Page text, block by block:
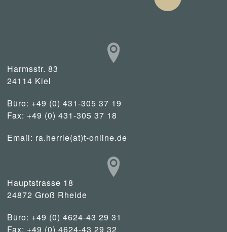
Harmsstr. 83
24114 Kiel
Büro: +49 (0) 431-305 37 19
Fax: +49 (0) 431-305 37 18
Email: ra.herrle(at)t-online.de
Hauptstrasse 18
24872 Groß Rheide
Büro: +49 (0) 4624-43 29 31
Fax: +49 (0) 4624-43 29 32